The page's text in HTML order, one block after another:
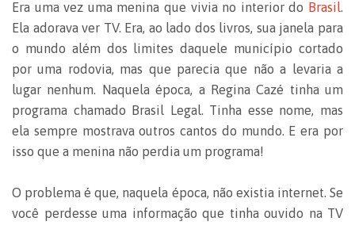
Era uma vez uma menina que vivia no interior do Brasil
Ela adorava ver TV. Era, ao lado dos livros, sua janela para
o mundo além dos limites daquele município cortado
por uma rodovia, mas que parecia que não a levaria a
lugar nenhum. Naquela época, a Regina Cazé tinha um
programa chamado Brasil Legal. Tinha esse nome, mas
ela sempre mostrava outros cantos do mundo. E era por
isso que a menina não perdia um programa!
O problema é que, naquela época, não existia internet. Se
você perdesse uma informação que tinha ouvido na TV